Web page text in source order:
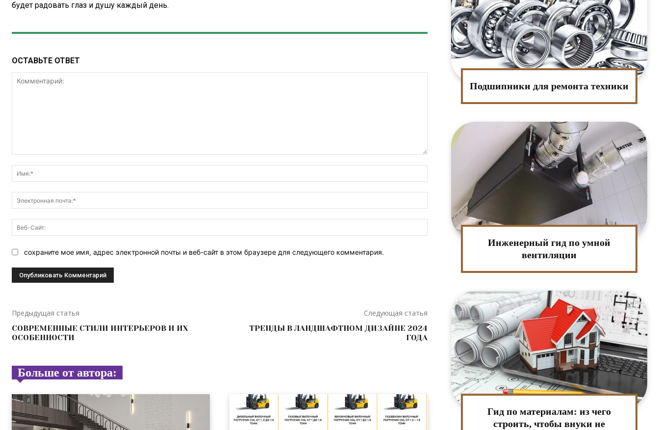
будет радовать глаз и душу каждый день.
ОСТАВЬТЕ ОТВЕТ
Электронная
почта:*
Сайт:
сохраните мое имя, адрес электронной почты и веб-сайт в этом браузере для следующего комментария.
Предыдущая статья
СОВРЕМЕННЫЕ СТИЛИ ИНТЕРЬЕРОВ И ИХ
ОСОБЕННОСТИ
Следующая статья
ТРЕНДЫ В ЛАНДШАФТНОМ ДИЗАЙНЕ 2024
ГОДА
Больше от автора:
Подшипники для ремонта техники
Инженерный гид по умной
вентиляции
Гид по материалам: из чего
строить, чтобы внуки не